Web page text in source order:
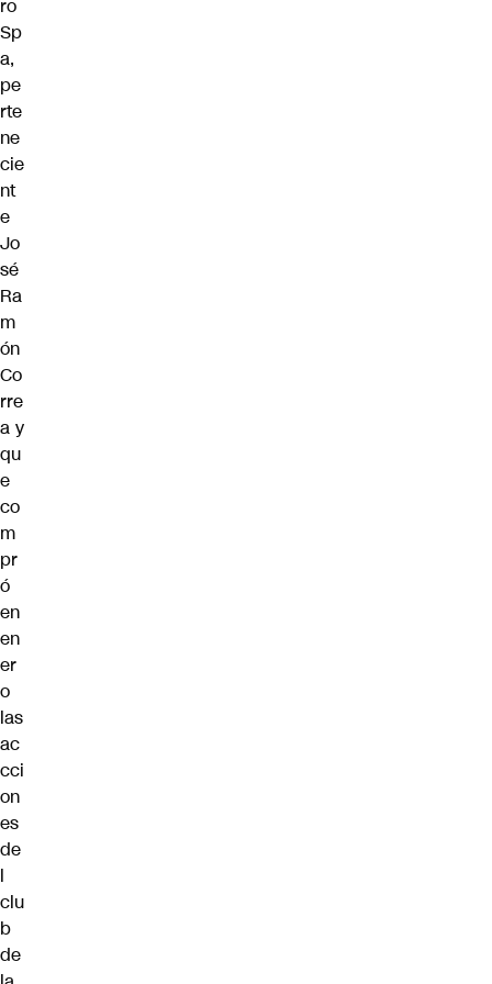
ro
Sp
a,
pe
rte
ne
cie
nt
e
Jo
sé
Ra
m
ón
Co
rre
a y
qu
e
co
m
pr
ó
en
en
er
o
las
ac
cci
on
es
de
l
clu
b
de